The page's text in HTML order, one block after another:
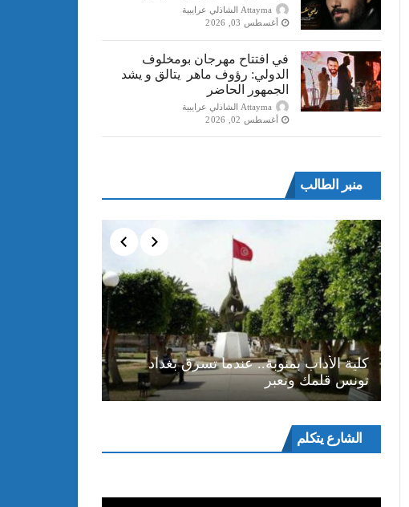
Attayma الشاذلي عرايبية
أغسطس 03, 2026
في افتتاح مهرجان بومخلوف
الدولي: رؤوف ماهر يتالق و يشد
الجمهور الحاضر
Attayma الشاذلي عرايبية
أغسطس 02, 2026
منبر الطالب
كلية الأداب بمنوبة.. عندما تسرق بغداد
تونس قلمك وتعبر
الشارع يتكلممشغل
الفيديو